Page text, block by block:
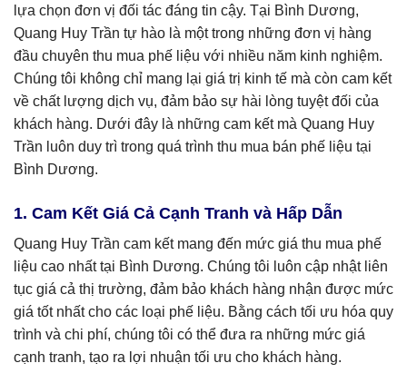
lựa chọn đơn vị đối tác đáng tin cậy. Tại Bình Dương,
Quang Huy Trần tự hào là một trong những đơn vị hàng
đầu chuyên thu mua phế liệu với nhiều năm kinh nghiệm.
Chúng tôi không chỉ mang lại giá trị kinh tế mà còn cam kết
về chất lượng dịch vụ, đảm bảo sự hài lòng tuyệt đối của
khách hàng. Dưới đây là những cam kết mà Quang Huy
Trần luôn duy trì trong quá trình thu mua bán phế liệu tại
Bình Dương.
1. Cam Kết Giá Cả Cạnh Tranh và Hấp Dẫn
Quang Huy Trần cam kết mang đến mức giá thu mua phế
liệu cao nhất tại Bình Dương. Chúng tôi luôn cập nhật liên
tục giá cả thị trường, đảm bảo khách hàng nhận được mức
giá tốt nhất cho các loại phế liệu. Bằng cách tối ưu hóa quy
trình và chi phí, chúng tôi có thể đưa ra những mức giá
cạnh tranh, tạo ra lợi nhuận tối ưu cho khách hàng.